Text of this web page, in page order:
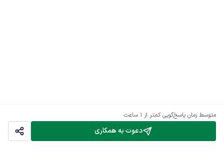
دعوت به همکاری
متوسط زمان پاسخ‌گویی کمتر از 1 ساعت